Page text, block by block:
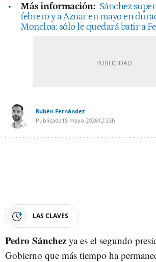
Más información: Sánchez
febrero y a Aznar en mayo en
Moncloa: sólo le quedará batir a
Rubén Fernández
Publicada15 mayo 202612:33h
LAS CLAVES
Pedro Sánchez ya es el segundo
Gobierno que más tiempo ha